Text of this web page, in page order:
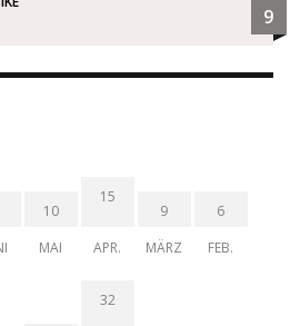
9
10
MAI
15
APR.
9
MÄRZ
6
FEB.
32